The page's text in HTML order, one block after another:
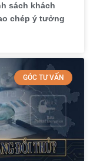
sách khách
chép ý tưởng
GÓC TƯ VẤN